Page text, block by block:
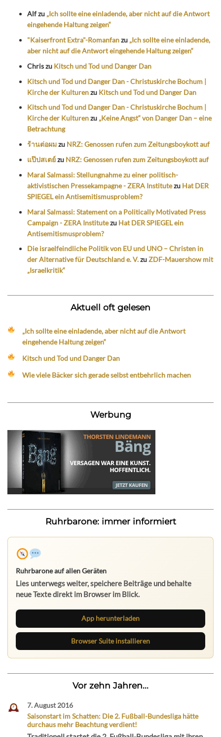
Alfzu „Ich sollte eine einladende, aber nicht auf die Antwort
eingehende Haltung zeigen“
"Kaiserfront Extra"-Romanfanzu „Ich sollte eine einladende,
aber nicht auf die Antwort eingehende Haltung zeigen“
Chriszu Kitsch und Tod und Danger Dan
Kitsch und Tod und Danger Dan - Christuskirche Bochum |
Kirche der Kulturenzu Kitsch und Tod und Danger Dan
Kitsch und Tod und Danger Dan - Christuskirche Bochum |
Kirche der Kulturenzu „Keine Angst“ von Danger Dan – eine
Betrachtung
ร้านต่อผมzu NRZ: Genossen rufen zum Zeitungsboykott auf
แป๊ปสเตย์zu NRZ: Genossen rufen zum Zeitungsboykott auf
Maral Salmassi: Stellungnahme zu einer politisch-
aktivistischen Pressekampagne - ZERA Institutezu Hat DER
SPIEGEL ein Antisemitismusproblem?
Maral Salmassi: Statement on a Politically Motivated Press
Campaign - ZERA Institutezu Hat DER SPIEGEL ein
Antisemitismusproblem?
Die israelfeindliche Politik von EU und UNO – Christen in
der Alternative für Deutschland e. V.zuZDF-Mauershow mit
„Israelkritik“
Aktuell oft gelesen
„Ich sollte eine einladende, aber nicht auf die Antwort
eingehende Haltung zeigen“
Kitsch und Tod und Danger Dan
Wie viele Bäcker sich gerade selbst entbehrlich machen
Werbung
Ruhrbarone: immer informiert
Ruhrbarone auf allen Geräten
Lies unterwegs weiter, speichere Beiträge und behalte
neue Texte direkt im Browser im Blick.
App herunterladen
Browser Suite installieren
Vor zehn Jahren...
7. August 2016
Saisonstart im Schatten: Die 2. Fußball-Bundesliga hätte
durchaus mehr Beachtung verdient!